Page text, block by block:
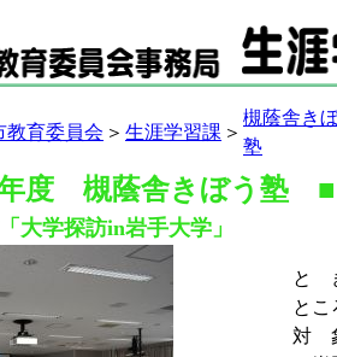
教育委員会 ＞ 生涯学習課 ＞
槻蔭舎き
塾
度 槻蔭舎きぼう塾
学探訪in岩手大学」
と
と
対